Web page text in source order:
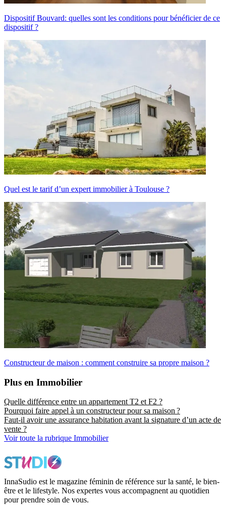
Dispositif Bouvard: quelles sont les conditions pour bénéficier de ce
dispositif ?
Quel est le tarif d’un expert immobilier à Toulouse ?
Constructeur de maison : comment construire sa propre maison ?
Plus en Immobilier
Quelle différence entre un appartement T2 et F2 ?
Pourquoi faire appel à un constructeur pour sa maison ?
Faut-il avoir une assurance habitation avant la signature d’un acte de
vente ?
Voir toute la rubrique Immobilier
InnaSudio est le magazine féminin de référence sur la santé, le bien-
être et le lifestyle. Nos expertes vous accompagnent au quotidien
pour prendre soin de vous.